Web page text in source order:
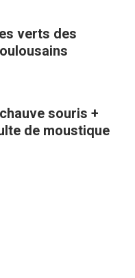
verts des
souris +
de moustique